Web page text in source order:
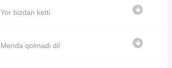
Yor bizdan ketti
Menda qolmadi dil